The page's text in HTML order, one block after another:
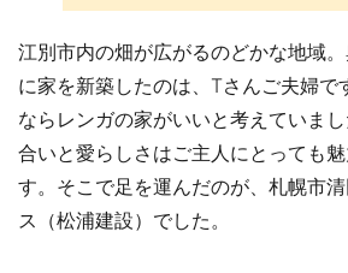
江別市内の畑が広がるのどかな地域
に家を新築したのは、Tさんご夫婦で
ならレンガの家がいいと考えていま
合いと愛らしさはご主人にとっても
す。そこで足を運んだのが、札幌市
ス（松浦建設）でした。